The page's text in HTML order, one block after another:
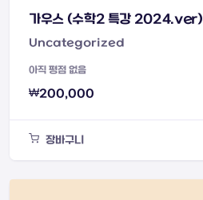
가우스 (수학2 특강 2024.ver)
Uncategorized
아직 평점 없음
₩200,000
장바구니